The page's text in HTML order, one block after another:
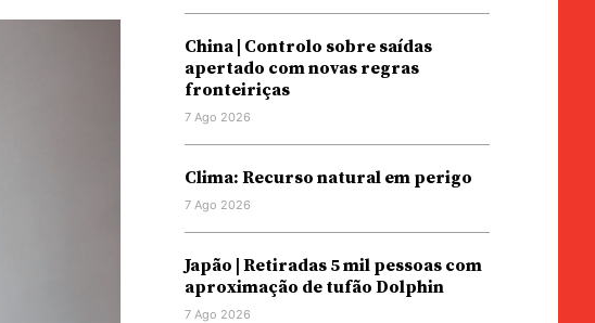
China | Controlo sobre saídas
apertado com novas regras
fronteiriças
7 Ago 2026
Clima: Recurso natural em perigo
7 Ago 2026
Japão | Retiradas 5 mil pessoas com
aproximação de tufão Dolphin
7 Ago 2026